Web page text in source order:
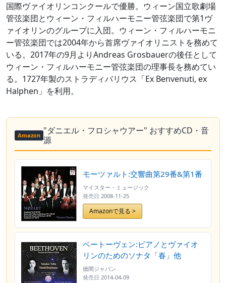
国際ヴァイオリンコンクールで優勝。ウィーン国立歌劇場
管弦楽団とウィーン・フィルハーモニー管弦楽団で第1ヴ
ァイオリンのグループに入団。ウィーン・フィルハーモニ
ー管弦楽団では2004年から首席ヴァイオリニストを務めて
いる。2017年の9月よりAndreas Grosbauerの後任として
ウィーン・フィルハーモニー管弦楽団の理事長を務めてい
る。1727年製のストラディバリウス「Ex Benvenuti, ex
Halphen」を利用。
Amazon "ダニエル・フロシャウアー" おすすめCD・音
源
モーツァルト:交響曲第29番&第1番
マイスター・ミュージック
発売日 2008-11-25
Amazonで見る >
ベートーヴェン:ピアノとヴァイオ
リンのためのソナタ「春」他
徳間ジャパン
発売日 2014-04-09